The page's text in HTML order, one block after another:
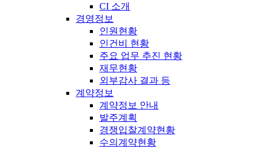
CI 소개
경영정보
인원현황
인건비 현황
주요 업무 추진 현황
재무현황
외부감사 결과 등
계약정보
계약정보 안내
발주계획
경쟁입찰계약현황
수의계약현황